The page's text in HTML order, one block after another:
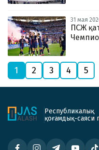
31 мая
ПСЖ
1 2 3 4 5
Республикалық
қоғамдық-саяси